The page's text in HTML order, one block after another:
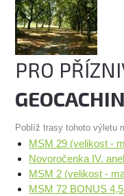
PRO
Poblíž trasy tohoto výletu
MSM 29 (velikost -
Novoročenka IV.
MSM 2 (velikost -
MSM 72 BONUS